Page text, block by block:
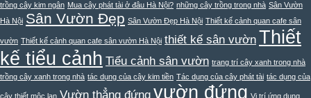
trồng cây kim ngân Mua cây phát tài ở đâu Hà Nội? những cây trồng trong nhà Sân Vườn
Hà Nội Sân Vườn Đẹp Sân Vườn Đẹp Hà Nội Thiết kế cảnh quan cafe sân
vườn Thiết kế cảnh quan cafe sân vườn Hà Nội thiết kế sân vườn Thiết
kế tiểu cảnh Tiểu cảnh sân vườn trang trí cây xanh trong nhà
trồng cây xanh trong nhà tác dụng của cây kim tiền Tác dụng của cây phát tài tác dụng của
cây thiết mộc lan Vườn thẳng đứng vườn đứng Vị trí ứng dụng